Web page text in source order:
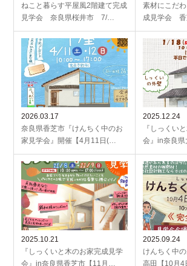
ねこと暮らす平屋風2階建て完成
見学会 奈良県桜井市 7/…
素材にこだ
成見学会
2026.03.17
奈良県香芝市『けんちく中のお
家見学会』開催【4月11日(…
2025.12.24
『しっくい
会』in奈良
2025.10.21
『しっくいと木のお家完成見学
会』in奈良県香芝市【11月…
2025.09.24
けんちく中
高田【10月